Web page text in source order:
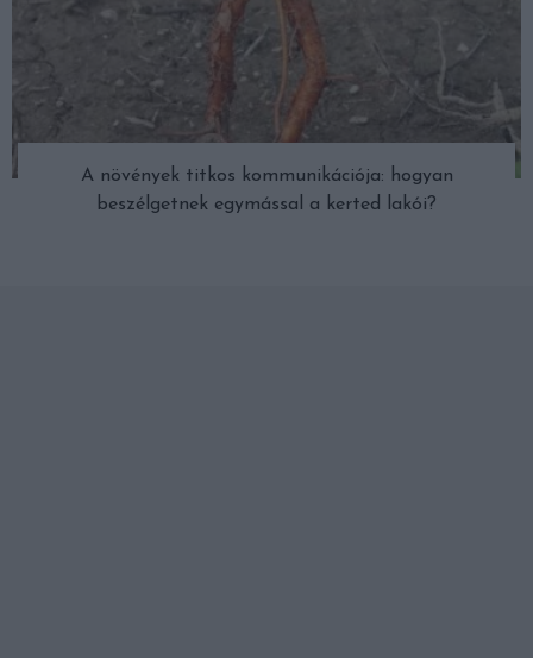
A növények titkos kommunikációja: hogyan
beszélgetnek egymással a kerted lakói?